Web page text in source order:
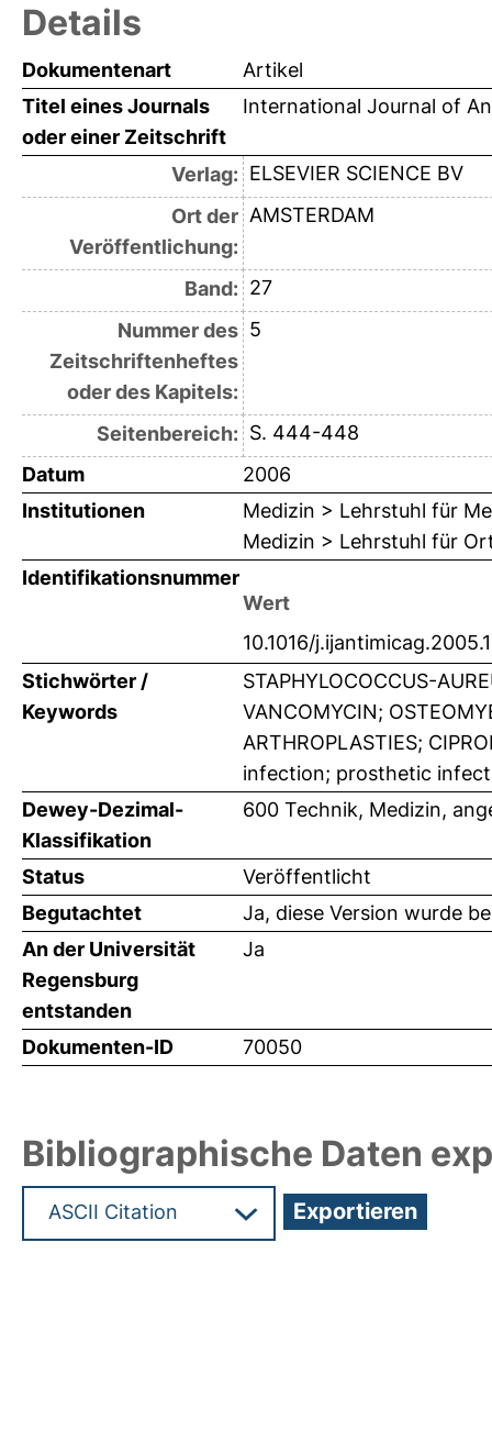
Details
Dokumentenart
Artikel
Titel eines Journals
oder einer Zeitschrift
International Journal of
Verlag: ELSEVIER SCIENCE BV
Ort der
Veröffentlichung:
AMSTERDAM
Band: 27
Nummer des
Zeitschriftenheftes
oder des Kapitels:
5
Seitenbereich: S. 444-448
Datum
2006
Institutionen
Medizin > Lehrstuhl für
Medizin > Lehrstuhl für
Identifikationsnummer
Wert
10.1016/
Stichwörter /
Keywords
STAPHYLOCOCCUS-
VANCOMYCIN;
ARTHROPLASTIES;
infection; prosthetic
Dewey-Dezimal-
Klassifikation
600 Technik, Medizin,
Status
Veröffentlicht
Begutachtet
Ja, diese Version wurde
An der Universität
Regensburg
entstanden
Ja
Dokumenten-ID 70050
Bibliographische Daten